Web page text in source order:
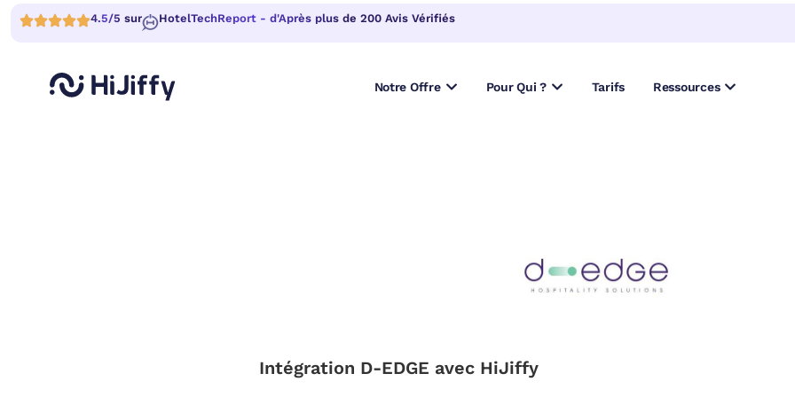
4.5/5 sur HotelTechReport - d'Après plus de 200 Avis Vérifiés
Notre Offre Pour Qui ? Tarifs Ressources
Intégration D-EDGE avec HiJiffy